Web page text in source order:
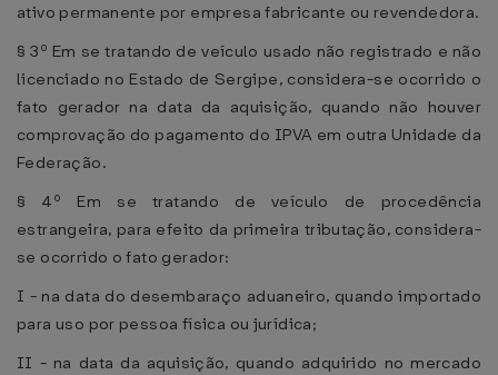
ativo permanente por empresa fabricante ou revendedora.
§ 3º Em se tratando de veículo usado não registrado e não
licenciado no Estado de Sergipe, considera-se ocorrido o
fato gerador na data da aquisição, quando não houver
comprovação do pagamento do IPVA em outra Unidade da
Federação.
§ 4º Em se tratando de veículo de procedência
estrangeira, para efeito da primeira tributação, considera-
se ocorrido o fato gerador:
I - na data do desembaraço aduaneiro, quando importado
para uso por pessoa física ou jurídica;
II - na data da aquisição, quando adquirido no mercado